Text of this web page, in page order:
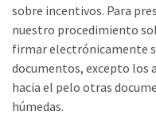
sobre incentivos. Para
nuestro procedimiento
firmar electrónicamente
documentos, excepto los
hacia el pelo otras
húmedas.